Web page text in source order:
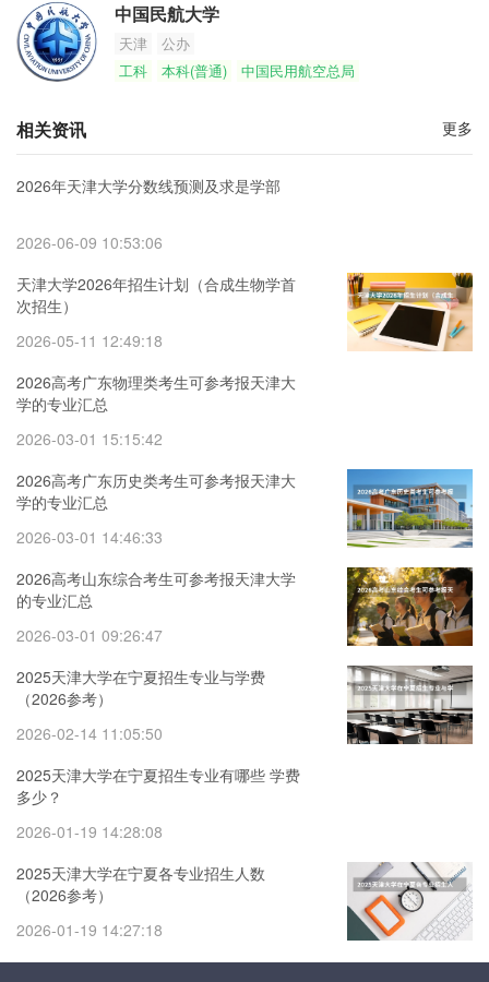
中国民航大学
天津
公办
工科
本科(普通) 中国民用航空总局
相关资讯 更多
2026年天津大学分数线预测及求是学部
2026-06-09 10:53:06
天津大学2026年招生计划（合成生物学首
次招生）
2026-05-11 12:49:18
2026高考广东物理类考生可参考报天津大
学的专业汇总
2026-03-01 15:15:42
2026高考广东历史类考生可参考报天津大
学的专业汇总
2026-03-01 14:46:33
2026高考山东综合考生可参考报天津大学
的专业汇总
2026-03-01 09:26:47
2025天津大学在宁夏招生专业与学费
（2026参考）
2026-02-14 11:05:50
2025天津大学在宁夏招生专业有哪些 学费
多少？
2026-01-19 14:28:08
2025天津大学在宁夏各专业招生人数
（2026参考）
2026-01-19 14:27:18